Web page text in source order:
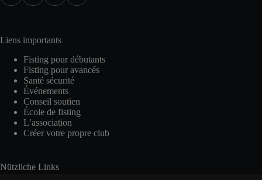
Liens importants
Fisting pour débutants
Fisting pour avancés
Santé sécurité
Événements
Conseil soutien
École de fisting
L’association
Créer votre propre club
Nützliche Links